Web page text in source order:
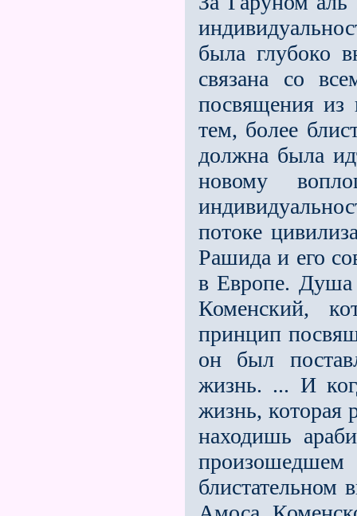
была глубоко
связана со
посвящения из
тем, более
должна была
новому
потоке
Рашида и его
в Европе. Душа
Коменский,
принцип
он был
жизнь. ... И
жизнь, которая
находишь
произошедшем